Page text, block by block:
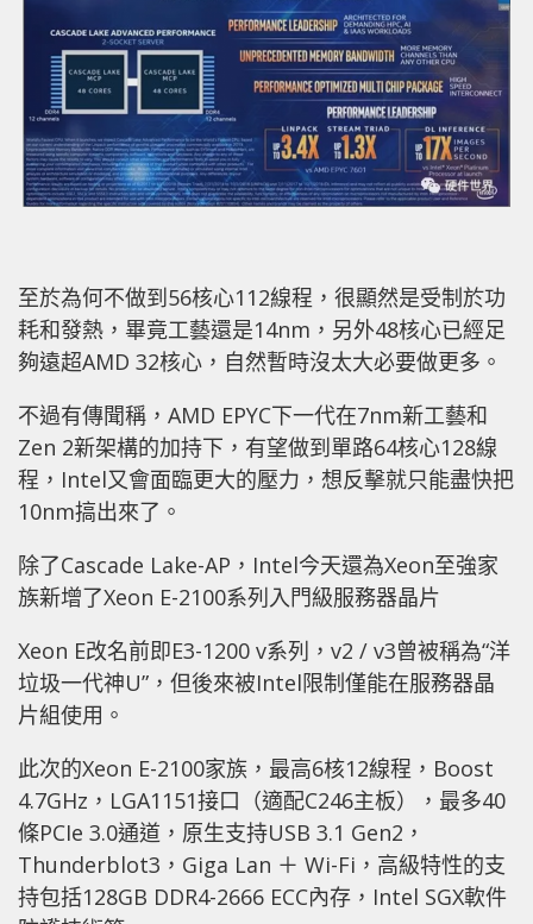
至於為何不做到56核心112線程，很顯然是受制於功
耗和發熱，畢竟工藝還是14nm，另外48核心已經足
夠遠超AMD 32核心，自然暫時沒太大必要做更多。
不過有傳聞稱，AMD EPYC下一代在7nm新工藝和
Zen 2新架構的加持下，有望做到單路64核心128線
程，Intel又會面臨更大的壓力，想反擊就只能盡快把
10nm搞出來了。
除了Cascade Lake-AP，Intel今天還為Xeon至強家
族新增了Xeon E-2100系列入門級服務器晶片
Xeon E改名前即E3-1200 v系列，v2 / v3曾被稱為“洋
垃圾一代神U”，但後來被Intel限制僅能在服務器晶
片組使用。
此次的Xeon E-2100家族，最高6核12線程，Boost
4.7GHz，LGA1151接口（適配C246主板），最多40
條PCIe 3.0通道，原生支持USB 3.1 Gen2，
Thunderblot3，Giga Lan ＋ Wi-Fi，高級特性的支
持包括128GB DDR4-2666 ECC內存，Intel SGX軟件